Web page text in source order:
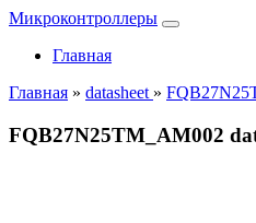
Микроконтроллеры
Главная
Главная » datasheet »
FQB27N25TM_AM002